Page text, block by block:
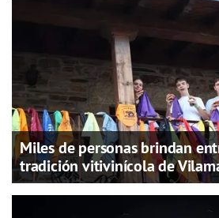
Miles de personas brindan
tradición vitivinícola de